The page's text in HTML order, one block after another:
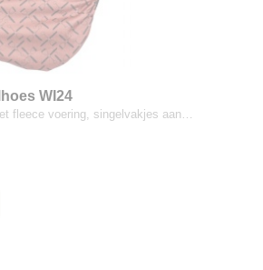
WI24
fleece voering, singelvakjes aan…